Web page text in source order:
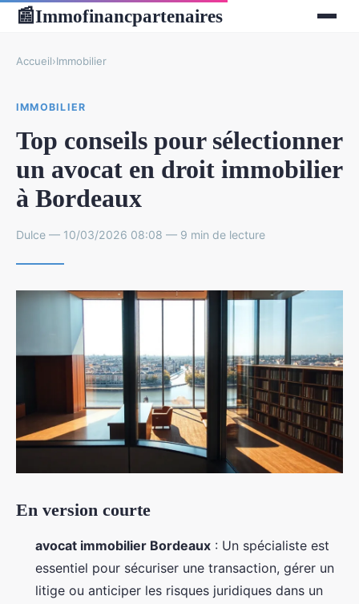
📰Immofinancpartenaires
Accueil›Immobilier
IMMOBILIER
Top conseils pour sélectionner
un avocat en droit immobilier
à Bordeaux
Dulce — 10/03/2026 08:08 — 9 min de lecture
En version courte
avocat immobilier Bordeaux : Un spécialiste est
essentiel pour sécuriser une transaction, gérer un
litige ou anticiper les risques juridiques dans un